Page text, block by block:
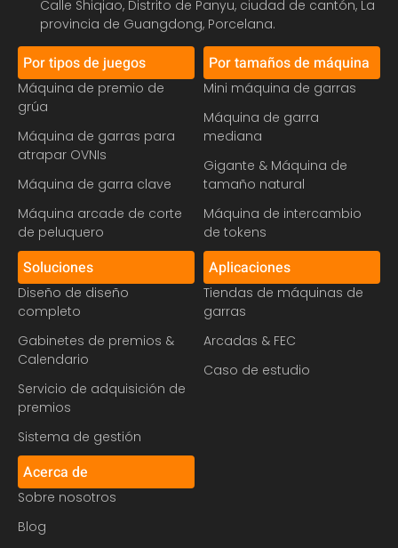
Calle Shiqiao, Distrito de Panyu, ciudad de cantón, La
provincia de Guangdong, Porcelana.
Por tipos de juegos
Máquina de premio de
grúa
Máquina de garras para
atrapar OVNIs
Máquina de garra clave
Máquina arcade de corte
de peluquero
Por tamaños de máquina
Mini máquina de garras
Máquina de garra
mediana
Gigante & Máquina de
tamaño natural
Máquina de intercambio
de tokens
Soluciones
Diseño de diseño
completo
Gabinetes de premios &
Calendario
Servicio de adquisición de
premios
Sistema de gestión
Aplicaciones
Tiendas de máquinas de
garras
Arcadas & FEC
Caso de estudio
Acerca de
Sobre nosotros
Blog